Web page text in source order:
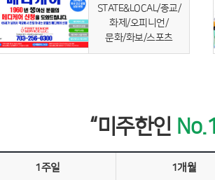
STATE&LOCAL/종교/
화제/오피니언/
문화/화보/스포츠
“미주한인 No.1
1주일 1개월